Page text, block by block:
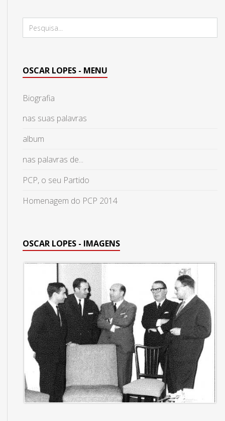
OSCAR LOPES - MENU
Biografia
nas suas palavras
album
nas palavras de...
PCP, o seu Partido
Homenagem do PCP 2014
OSCAR LOPES - IMAGENS